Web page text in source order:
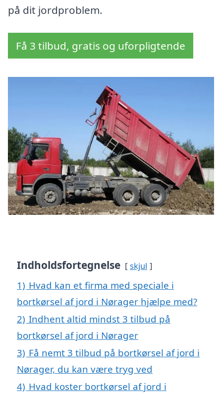
på dit jordproblem.
Få 3 tilbud, gratis og uforpligtende
Indholdsfortegnelse skjul
1) Hvad kan et firma med speciale i
bortkørsel af jord i Nørager hjælpe med?
2) Indhent altid mindst 3 tilbud på
bortkørsel af jord i Nørager
3) Få nemt 3 tilbud på bortkørsel af jord i
Nørager, du kan være tryg ved
4) Hvad koster bortkørsel af jord i